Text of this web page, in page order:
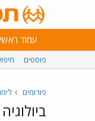
עמוד ראשי
פוסטים
פורומים